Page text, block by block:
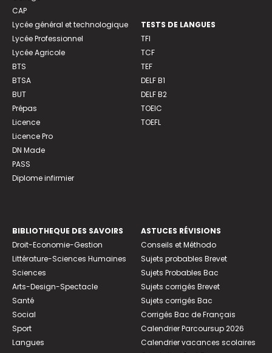
CAP
Lycée général et technologique
Lycée Professionnel
Lycée Agricole
BTS
BTSA
BUT
Prépas
Licence
Licence Pro
DN Made
PASS
Diplome infirmier
TESTS DE LANGUES
TFI
TCF
TEF
DELF B1
DELF B2
TOEIC
TOEFL
BIBLIOTHEQUE DES SAVOIRS
Droit-Economie-Gestion
Littérature-Sciences Humaines
Sciences
Arts-Design-Spectacle
Santé
Social
Sport
Langues
ASTUCES RÉVISIONS
Conseils et Méthodo
Sujets probables Brevet
Sujets Probables Bac
Sujets corrigés Brevet
Sujets corrigés Bac
Corrigés Bac de Français
Calendrier Parcoursup 2026
Calendrier vacances scolaires